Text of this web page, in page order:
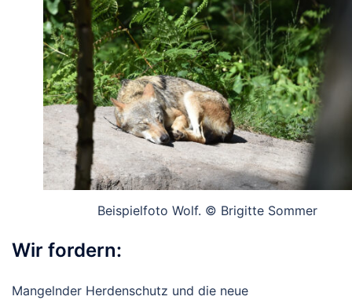
Beispielfoto Wolf. © Brigitte Sommer
Wir fordern:
Mangelnder Herdenschutz und die neue